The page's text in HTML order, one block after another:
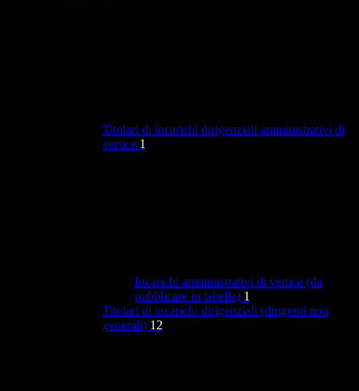
Titolari di incarichi dirigenziali amministrativi di
vertice 1
Incarichi amministrativi di vertice (da
pubblicare in tabelle) 1
Titolari di incarichi dirigenziali (dirigenti non
generali) 12